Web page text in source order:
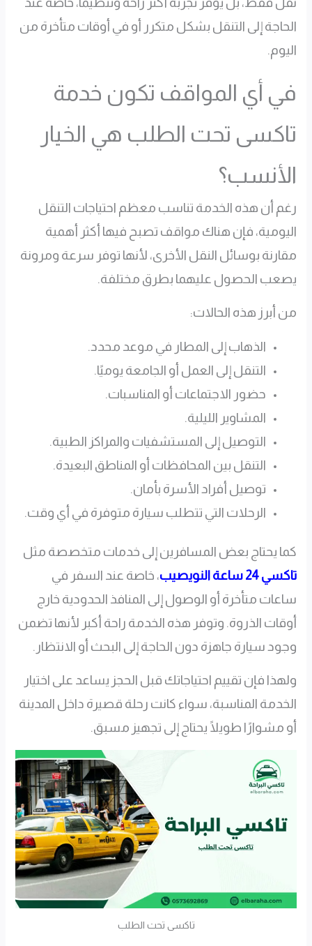
الحاجة إلى التنقل بشكل متكرر أو في أوقات متأخرة من
اليوم.
في أي المواقف تكون خدمة
تاكسى تحت الطلب هي الخيار
الأنسب؟
رغم أن هذه الخدمة تناسب معظم احتياجات التنقل
اليومية، فإن هناك مواقف تصبح فيها أكثر أهمية
مقارنة بوسائل النقل الأخرى، لأنها توفر سرعة ومرونة
يصعب الحصول عليهما بطرق مختلفة.
من أبرز هذه الحالات:
الذهاب إلى المطار في موعد محدد.
التنقل إلى العمل أو الجامعة يوميًا.
حضور الاجتماعات أو المناسبات.
المشاوير الليلية.
التوصيل إلى المستشفيات والمراكز الطبية.
التنقل بين المحافظات أو المناطق البعيدة.
توصيل أفراد الأسرة بأمان.
الرحلات التي تتطلب سيارة متوفرة في أي وقت.
كما يحتاج بعض المسافرين إلى خدمات متخصصة مثل
تاكسي 24 ساعة النويصيب
، خاصة عند السفر في
ساعات متأخرة أو الوصول إلى المنافذ الحدودية خارج
أوقات الذروة. وتوفر هذه الخدمة راحة أكبر لأنها تضمن
وجود سيارة جاهزة دون الحاجة إلى البحث أو الانتظار.
ولهذا فإن تقييم احتياجاتك قبل الحجز يساعد على اختيار
الخدمة المناسبة، سواء كانت رحلة قصيرة داخل المدينة
أو مشوارًا طويلًا يحتاج إلى تجهيز مسبق.
تاكسى تحت الطلب